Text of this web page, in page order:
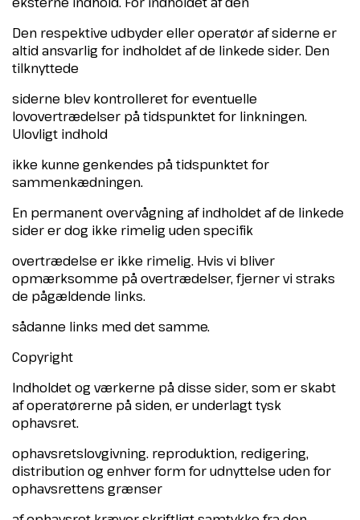
Den respektive udbyder eller operatør af siderne er
altid ansvarlig for indholdet af de linkede sider. Den
tilknyttede
siderne blev kontrolleret for eventuelle
lovovertrædelser på tidspunktet for linkningen.
Ulovligt indhold
ikke kunne genkendes på tidspunktet for
sammenkædningen.
En permanent overvågning af indholdet af de linkede
sider er dog ikke rimelig uden specifik
overtrædelse er ikke rimelig. Hvis vi bliver
opmærksomme på overtrædelser, fjerner vi straks
de pågældende links.
sådanne links med det samme.
Copyright
Indholdet og værkerne på disse sider, som er skabt
af operatørerne på siden, er underlagt tysk
ophavsret.
ophavsretslovgivning. reproduktion, redigering,
distribution og enhver form for udnyttelse uden for
ophavsrettens grænser